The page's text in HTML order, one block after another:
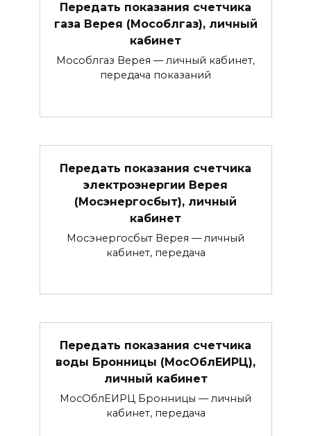
Передать показания счетчика
газа Верея (Мособлгаз), личный
кабинет
Мособлгаз Верея — личный кабинет,
передача показаний
Передать показания счетчика
электроэнергии Верея
(Мосэнергосбыт), личный
кабинет
Мосэнергосбыт Верея — личный
кабинет, передача
Передать показания счетчика
воды Бронницы (МосОблЕИРЦ),
личный кабинет
МосОблЕИРЦ Бронницы — личный
кабинет, передача